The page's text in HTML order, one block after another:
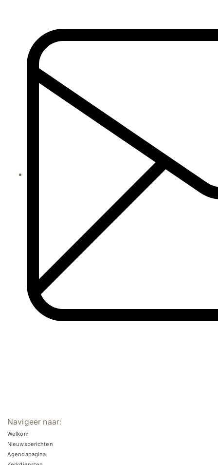
Navigeer naar:
Welkom
Nieuwsberichten
Agendapagina